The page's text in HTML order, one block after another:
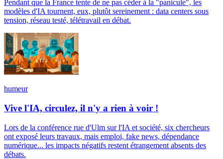
Pendant que la France tente de ne pas céder à la "panicule", les
modèles d'IA tournent, eux, plutôt sereinement : data centers sous
tension, réseau testé, télétravail en débat.
humeur
Vive l'IA, circulez, il n'y a rien à voir !
Lors de la conférence rue d'Ulm sur l'IA et société, six chercheurs
ont exposé leurs travaux, mais emploi, fake news, dépendance
numérique... les impacts négatifs restent étrangement absents des
débats.